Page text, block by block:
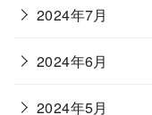
2024年7月
2024年6月
2024年5月